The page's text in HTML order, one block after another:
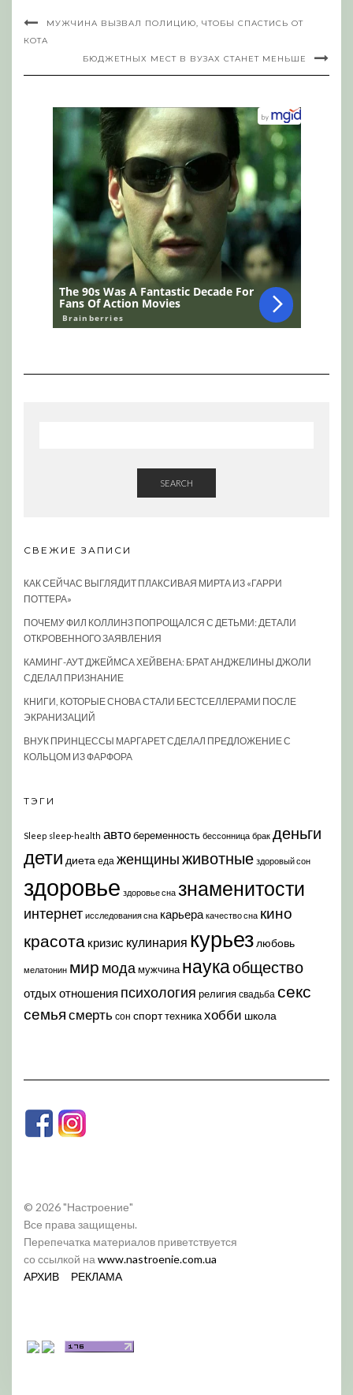
МУЖЧИНА ВЫЗВАЛ ПОЛИЦИЮ, ЧТОБЫ СПАСТИСЬ ОТ
КОТА
БЮДЖЕТНЫХ МЕСТ В ВУЗАХ СТАНЕТ МЕНЬШЕ
SEARCH
СВЕЖИЕ ЗАПИСИ
КАК СЕЙЧАС ВЫГЛЯДИТ ПЛАКСИВАЯ МИРТА ИЗ «ГАРРИ
ПОТТЕРА»
ПОЧЕМУ ФИЛ КОЛЛИНЗ ПОПРОЩАЛСЯ С ДЕТЬМИ: ДЕТАЛИ
ОТКРОВЕННОГО ЗАЯВЛЕНИЯ
КАМИНГ-АУТ ДЖЕЙМСА ХЕЙВЕНА: БРАТ АНДЖЕЛИНЫ ДЖОЛИ
СДЕЛАЛ ПРИЗНАНИЕ
КНИГИ, КОТОРЫЕ СНОВА СТАЛИ БЕСТСЕЛЛЕРАМИ ПОСЛЕ
ЭКРАНИЗАЦИЙ
ВНУК ПРИНЦЕССЫ МАРГАРЕТ СДЕЛАЛ ПРЕДЛОЖЕНИЕ С
КОЛЬЦОМ ИЗ ФАРФОРА
ТЭГИ
Sleep sleep-health автобеременность бессонница брак деньги
дети диета еда женщиныживотные здоровый сон
здоровье здоровье сна знаменитости
интернет исследования сна карьера качество сна кино
красота кризис кулинария курьез любовь
мелатонин мир модамужчина наукаобщество
отдых отношения психология религия свадьба секс
семья смерть сон спорттехникахобби школа
© 2026 "Настроение"
Все права защищены.
Перепечатка материалов приветствуется
со ссылкой на www.nastroenie.com.ua
АРХИВ
РЕКЛАМА